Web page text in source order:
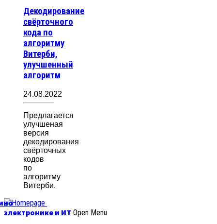
Декодирование
свёрточного
кода по
алгоритму
Витерби,
улучшенный
алгоритм
24.08.2022
Предлагается
улучшеная
версия
декодирования
свёрточных
кодов
по
алгоритму
Витерби.
электронике и ИТ Open Menu